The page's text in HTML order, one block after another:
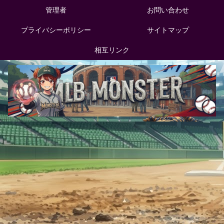
管理者 お問い合わせ
プライバシーポリシー サイトマップ
相互リンク